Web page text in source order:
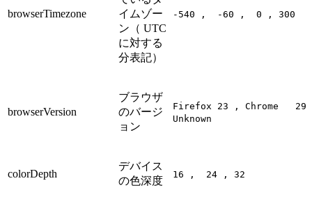
browserTimezone
イムゾー
ン（ UTC
に対する
分表記）
-540 , -60 , 0 , 300
browserVersion
ブラウザ
のバージ
ョン
Firefox 23 , Chrome 29
Unknown
colorDepth
デバイス
の色深度
16 , 24 , 32